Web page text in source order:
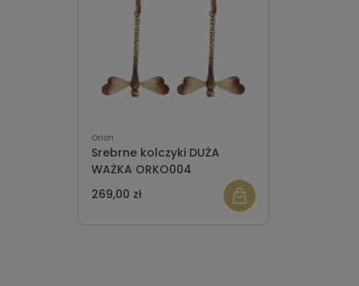
Orion
Srebrne kolczyki DUŻA
WAŻKA ORKO004
269,00 zł